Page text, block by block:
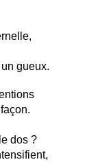
gueux.
dos ?